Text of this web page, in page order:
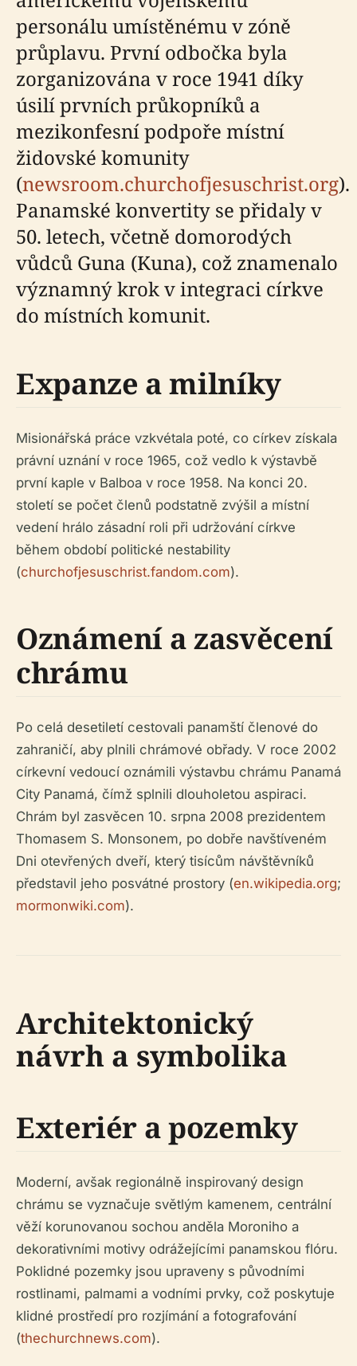
personálu umístěnému v zóně
průplavu. První odbočka byla
zorganizována v roce 1941 díky
úsilí prvních průkopníků a
mezikonfesní podpoře místní
židovské komunity
(newsroom.churchofjesuschrist.org).
Panamské konvertity se přidaly v
50. letech, včetně domorodých
vůdců Guna (Kuna), což znamenalo
významný krok v integraci církve
do místních komunit.
Expanze a milníky
Misionářská práce vzkvétala poté, co církev získala
právní uznání v roce 1965, což vedlo k výstavbě
první kaple v Balboa v roce 1958. Na konci 20.
století se počet členů podstatně zvýšil a místní
vedení hrálo zásadní roli při udržování církve
během období politické nestability
(churchofjesuschrist.fandom.com).
Oznámení a zasvěcení
chrámu
Po celá desetiletí cestovali panamští členové do
zahraničí, aby plnili chrámové obřady. V roce 2002
církevní vedoucí oznámili výstavbu chrámu Panamá
City Panamá, čímž splnili dlouholetou aspiraci.
Chrám byl zasvěcen 10. srpna 2008 prezidentem
Thomasem S. Monsonem, po dobře navštíveném
Dni otevřených dveří, který tisícům návštěvníků
představil jeho posvátné prostory (en.wikipedia.org;
mormonwiki.com).
Architektonický
návrh a symbolika
Exteriér a pozemky
Moderní, avšak regionálně inspirovaný design
chrámu se vyznačuje světlým kamenem, centrální
věží korunovanou sochou anděla Moroniho a
dekorativními motivy odrážejícími panamskou flóru.
Poklidné pozemky jsou upraveny s původními
rostlinami, palmami a vodními prvky, což poskytuje
klidné prostředí pro rozjímání a fotografování
(thechurchnews.com).